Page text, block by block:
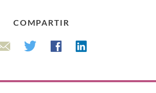
COMPARTIR
Email Twitter FacebookLinkedin